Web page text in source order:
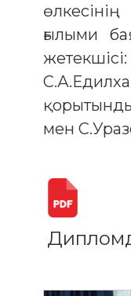
ғылыми
мен